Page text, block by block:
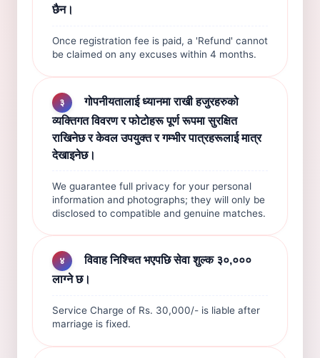
छैन।
Once registration fee is paid, a 'Refund' cannot
be claimed on any excuses within 4 months.
३
गोपनीयतालाई ध्यानमा राखी हजुरहरुको
व्यक्तिगत विवरण र फोटोहरू पूर्ण रूपमा सुरक्षित
राखिनेछ र केवल उपयुक्त र गम्भीर पात्रहरूलाई मात्र
देखाइनेछ।
We guarantee full privacy for your personal
information and photographs; they will only be
disclosed to compatible and genuine matches.
४
विवाह निश्चित भएपछि सेवा शुल्क ३०,०००
लाग्ने छ।
Service Charge of Rs. 30,000/- is liable after
marriage is fixed.